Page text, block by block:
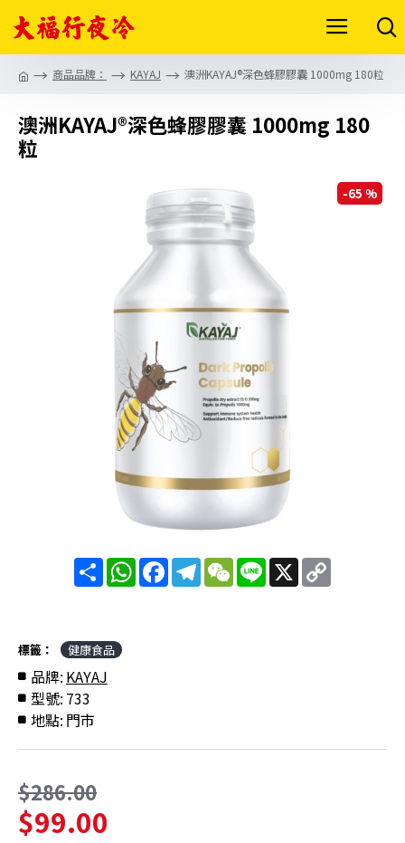
商品品牌： KAYAJ 澳洲KAYAJ®深色蜂膠膠囊 1000mg 180粒
澳洲KAYAJ®深色蜂膠膠囊 1000mg 180
粒
-65 %
分
享
WhatsAppFacebookTelegram
WeChat
Line X Copy
Link
標籤： 健康食品
品牌: KAYAJ
型號: 733
地點: 門市
$99.00
$286.00